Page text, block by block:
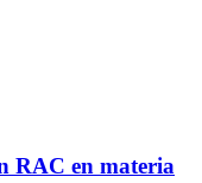
RAC en materia